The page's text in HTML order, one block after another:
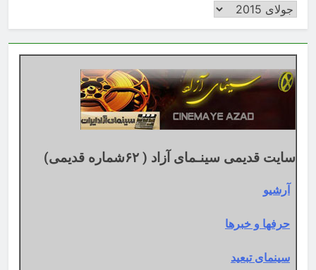
بایگانی
اساس
تقویم
میلادی
سایت قدیمی سینـمای آزاد ( ۶۲شماره قدیمی)
آرشیو
حرفها و خبرها
سینمای تبعید